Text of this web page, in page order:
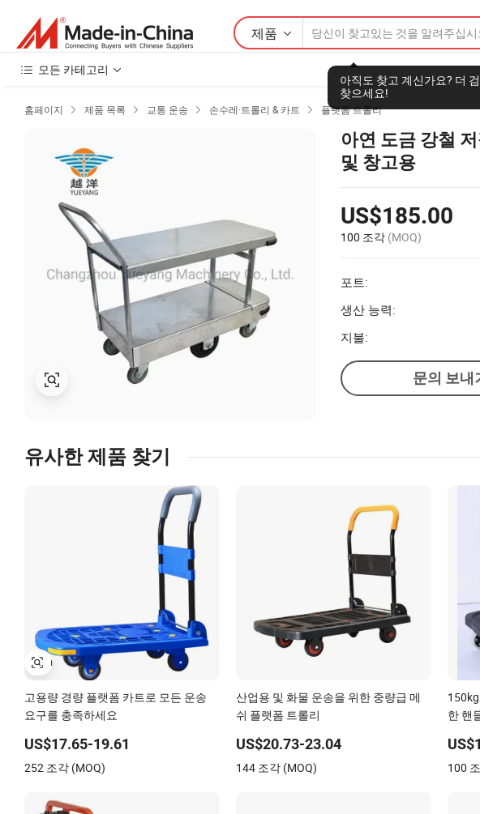
제품
아직도 찾고 계신가요? 더
찾으세요!
모든 카테고리
홈페이지  제품 목록  교통 운송  손수레·트롤리 & 카트  플랫폼 트롤리
아연 도금 강철
및 창고용
US$185.00
100 조각 (MOQ)
포트:
생산 능력:
지불:
문의 보내
유사한 제품 찾기
고용량 경량 플랫폼 카트로 모든 운송
요구를 충족하세요
US$17.65-19.61
252 조각 (MOQ)
산업용 및 화물 운송을 위한 중량급 메
쉬 플랫폼 트롤리
US$20.73-23.04
144 조각 (MOQ)
한 핸
100